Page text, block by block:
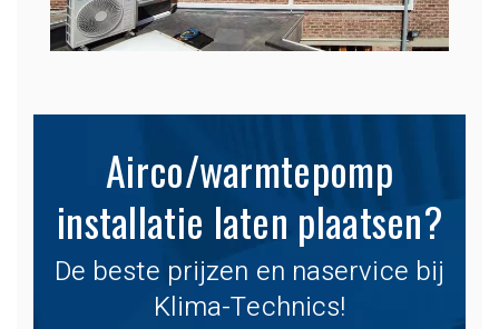
Airco/warmtepomp
installatie laten plaatsen?
De beste prijzen en naservice bij
Klima-Technics!